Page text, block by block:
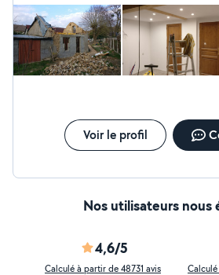
Voir le profil
Nos utilisateurs nous
4,6/5
Calculé à partir de 48731 avis